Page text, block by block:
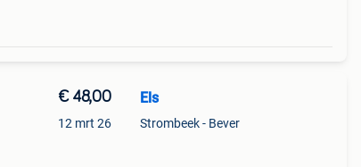
€ 48,00
12 mrt 26
Els
Strombeek - Bever